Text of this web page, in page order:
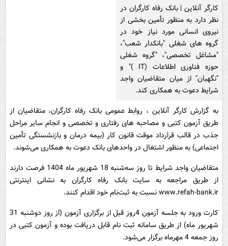
کارگر آنلاین | بانک رفاه کارگران در
نظر دارد به منظور تأمین بخشی از
نیروی انسانی مورد نیاز خود در
گروه های شغلی "بانکدار شعب"،
"مشاغل تخصصی"، "گروه شغلی
حوزه فناوری اطلاعات (IT )" و
"نگهبان" از میان متقاضیان واجد
شرایط دعوت به همکاری کند.
به گزارش کارگر آنلاین ، روابط عمومی بانک رفاه کارگران، متقاضیان از
طریق آزمون کتبی و مصاحبه های رفتاری و تخصصی و انجام سایر مراحل
جذب در قالب قرارداد موقت قانون کار (بیمه درمان و بازنشستگی تأمین
اجتماعی) به منظور اشتغال در واحدهای بانک دعوت به همکاری می‌شوند.
متقاضیان واجد شرایط تا روز سه‌شنبه 18 شهریور ماه 1404 فرصت دارند
از طریق مراجعه به سایت بانک رفاه کارگران به نشانی اینترنتی
www.refah-bank.ir نسبت به ثبت‌نام خود اقدام کنند.
کارت ورود به جلسه آزمون 4روز قبل از برگزاری آزمون (از روز دوشنبه 31
شهریور ماه) از طریق سامانه ثبت نام قابل دریافت بوده و آزمون کتبی در
روز جمعه 4 مهرماه برگزار می‌شود.